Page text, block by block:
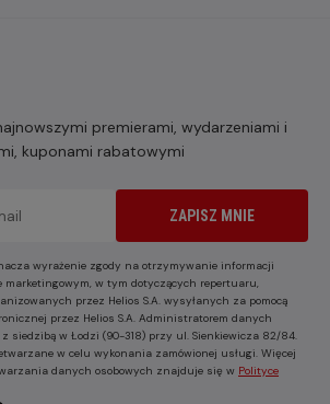
premierami, wydarzeniami i
kuponami rabatowymi
ZAPISZ MNIE
wyrażenie zgody na otrzymywanie informacji
w tym dotyczących repertuaru,
przez Helios S.A. wysyłanych za pomocą
przez Helios S.A. Administratorem danych
z siedzibą w Łodzi (90-318) przy ul. Sienkiewicza 82/84.
w celu wykonania zamówionej usługi. Więcej
danych osobowych znajduje się w Polityce